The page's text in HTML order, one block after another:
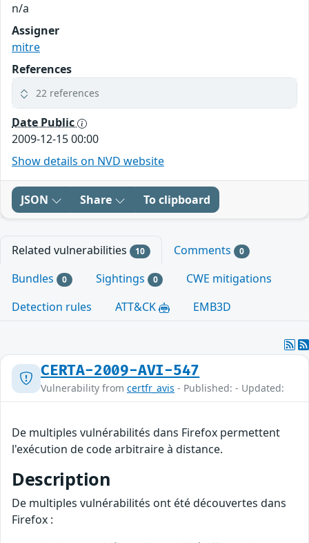
n/a
Assigner
mitre
References
22 references
Date Public
2009-12-15 00:00
Show details on NVD website
JSON Share To clipboard
Related vulnerabilities 10 Comments 0
Bundles 0 Sightings 0
CWE mitigations
Detection rules
ATT&CK EMB3D
CERTA-2009-AVI-547
Vulnerability from certfr_avis - Published: - Updated:
De multiples vulnérabilités dans Firefox permettent
l'exécution de code arbitraire à distance.
Description
De multiples vulnérabilités ont été découvertes dans
Firefox :